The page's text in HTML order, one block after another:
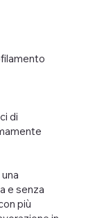
di
e senza
più